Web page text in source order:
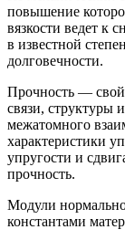
повышение
вязкости ведет к
в известной
долговечности.
Прочность —
связи, структуры
межатомного
характеристики
упругости и
прочность.
Модули
константами